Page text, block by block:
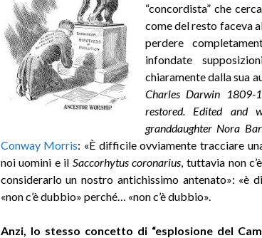
“concordista” che
come del resto faceva
perdere
infondate
chiaramente dalla sua
Charles Darwin 1809-
restored. Edited and
granddaughter Nora
Conway Morris: «È difficile ovviamente tracciare
noi uomini e il Saccorhytus coronarius , tuttavia non
considerarlo un nostro antichissimo antenato»: «è
«non c’è dubbio» perché… «non c’è dubbio».
Anzi, lo stesso concetto di “esplosione del